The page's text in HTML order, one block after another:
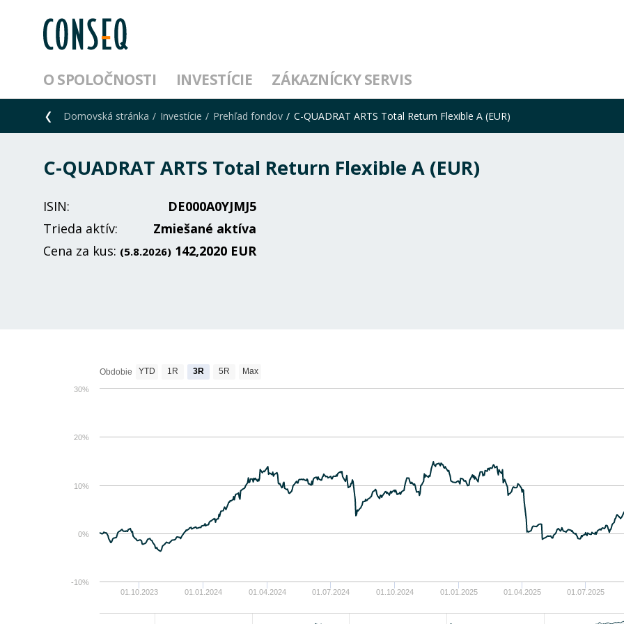
O SPOLOČNOSTI INVESTÍCIE ZÁKAZNÍCKY SERVIS
Domovská stránka Investície Prehľad fondov C-QUADRAT ARTS Total Return Flexible A (EUR)
C-QUADRAT ARTS Total Return Flexible A (EUR)
ISIN:
DE000A0YJMJ5
Trieda aktív:
Zmiešané aktíva
Cena za kus: (5.8.2026) 142,2020 EUR
01.10.2023 01.01.2024 01.04.2024 01.07.2024 01.10.2024 01.01.2025 01.04.2025 01.07.2025
-10%
0%
10%
20%
30%
Obdobie YTD 1R 3R 5R Max